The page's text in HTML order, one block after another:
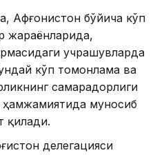
Афғонистон бўйича кўп
жараёнларида,
учрашувларда
кўп томонлама ва
самарадорлиги
муносиб
қилади.
делегацияси